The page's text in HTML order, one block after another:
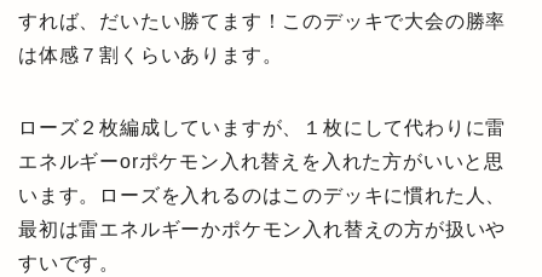
すれば、だいたい勝てます！このデッキで大会の勝率
は体感７割くらいあります。
ローズ２枚編成していますが、１枚にして代わりに雷
エネルギーorポケモン入れ替えを入れた方がいいと思
います。ローズを入れるのはこのデッキに慣れた人、
最初は雷エネルギーかポケモン入れ替えの方が扱いや
すいです。